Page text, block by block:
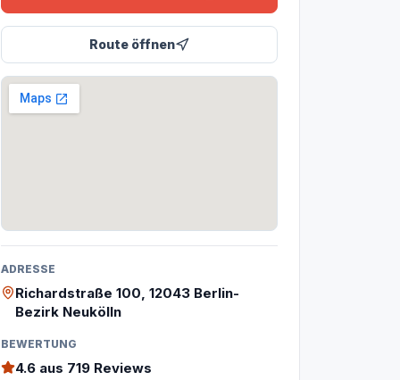
Route öffnen
ADRESSE
Richardstraße 100, 12043 Berlin-
Bezirk Neukölln
BEWERTUNG
4.6 aus 719 Reviews